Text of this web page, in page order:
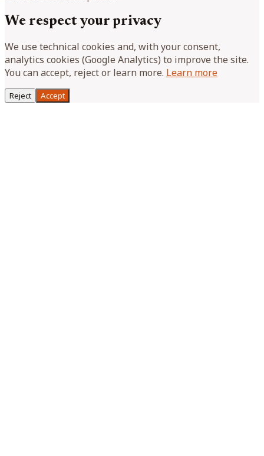
We respect your privacy
We use technical cookies and, with your consent,
analytics cookies (Google Analytics) to improve the site.
You can accept, reject or learn more. Learn more
Reject Accept